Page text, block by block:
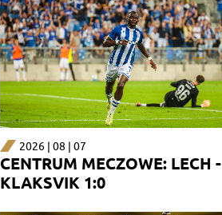
2026 | 08 | 07
CENTRUM MECZOWE: LECH -
KLAKSVIK 1:0